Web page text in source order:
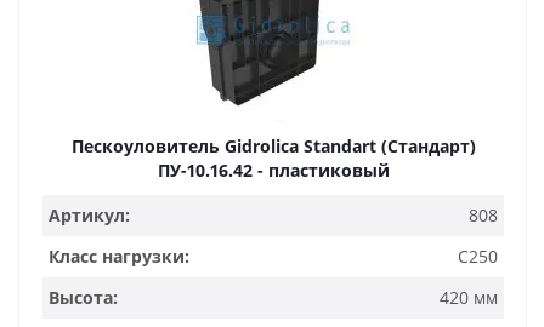
Пескоуловитель Gidrolica Standart (Стандарт)
ПУ-10.16.42 - пластиковый
Артикул:
808
Класс нагрузки:
C250
Высота:
420 мм